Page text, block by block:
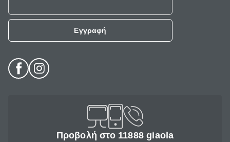
Εγγραφή
Προβολή στο 11888 giaola